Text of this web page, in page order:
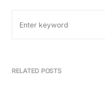
RELATED POSTS